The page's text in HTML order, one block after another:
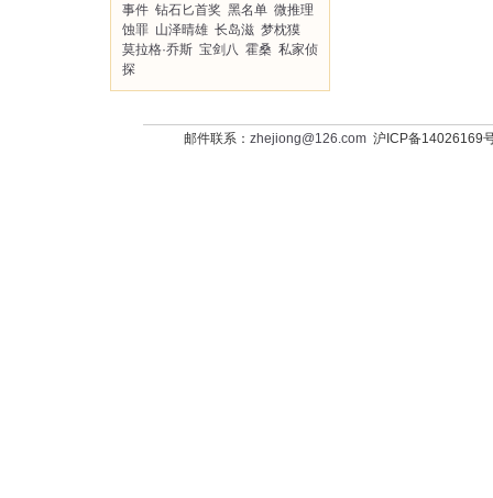
事件 钻石匕首奖 黑名单 微推理
蚀罪 山泽晴雄 长岛滋 梦枕獏
莫拉格·乔斯 宝剑八 霍桑 私家侦
探
邮件联系： zhejiong@126.com沪ICP备14026169